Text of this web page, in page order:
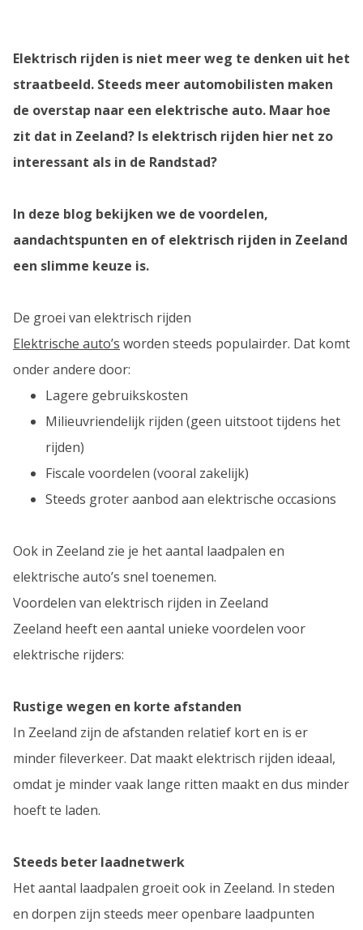
Elektrisch rijden is niet meer weg te denken uit het
straatbeeld. Steeds meer automobilisten maken
de overstap naar een elektrische auto. Maar hoe
zit dat in Zeeland? Is elektrisch rijden hier net zo
interessant als in de Randstad?
In deze blog bekijken we de voordelen,
aandachtspunten en of elektrisch rijden in Zeeland
een slimme keuze is.
De groei van elektrisch rijden
Elektrische auto’s worden steeds populairder. Dat komt
onder andere door:
Lagere gebruikskosten
Milieuvriendelijk rijden (geen uitstoot tijdens het
rijden)
Fiscale voordelen (vooral zakelijk)
Steeds groter aanbod aan elektrische occasions
Ook in Zeeland zie je het aantal laadpalen en
elektrische auto’s snel toenemen.
Voordelen van elektrisch rijden in Zeeland
Zeeland heeft een aantal unieke voordelen voor
elektrische rijders:
Rustige wegen en korte afstanden
In Zeeland zijn de afstanden relatief kort en is er
minder fileverkeer. Dat maakt elektrisch rijden ideaal,
omdat je minder vaak lange ritten maakt en dus minder
hoeft te laden.
Steeds beter laadnetwerk
Het aantal laadpalen groeit ook in Zeeland. In steden
en dorpen zijn steeds meer openbare laadpunten